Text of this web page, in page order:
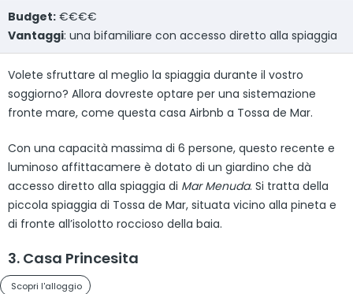
Budget: €€€€
Vantaggi: una bifamiliare con accesso diretto alla spiaggia
Volete sfruttare al meglio la spiaggia durante il vostro
soggiorno? Allora dovreste optare per una sistemazione
fronte mare, come questa casa Airbnb a Tossa de Mar.
Con una capacità massima di 6 persone, questo recente e
luminoso affittacamere è dotato di un giardino che dà
accesso diretto alla spiaggia di Mar Menuda. Si tratta della
piccola spiaggia di Tossa de Mar, situata vicino alla pineta e
di fronte all’isolotto roccioso della baia.
3. Casa Princesita
Scopri l'alloggio